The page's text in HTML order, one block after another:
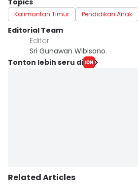
Topics
Kalimantan Timur Pendidikan Anak
Editorial Team
Editor
Sri Gunawan Wibisono
Tonton lebih seru di
Related Articles